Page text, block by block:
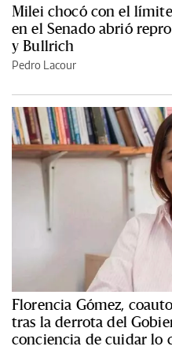
Milei chocó con el
en el Senado abrió
y Bullrich
Pedro Lacour
Florencia Gómez,
tras la derrota del
conciencia de cuidar lo